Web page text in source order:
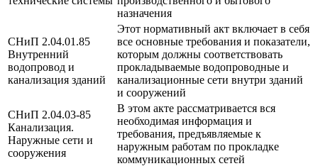
назначения
СНиП 2.04.01.85
Внутренний
водопровод и
канализация зданий
Этот нормативный акт включает в себя
все основные требования и показатели,
которым должны соответствовать
прокладываемые водопроводные и
канализационные сети внутри зданий
и сооружений
СНиП 2.04.03-85
Канализация.
Наружные сети и
сооружения
В этом акте рассматривается вся
необходимая информация и
требования, предъявляемые к
наружным работам по прокладке
коммуникационных сетей